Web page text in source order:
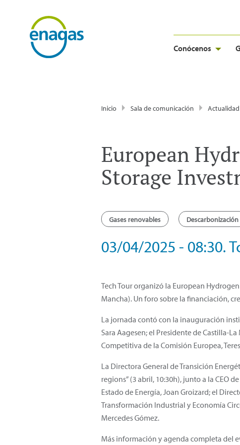
Conócenos
Inicio Sala de comunicación
European
Storage
Gases renovables Descarbonización
03/04/2025 - 08:30.
Tech Tour organizó la European
Mancha). Un foro sobre la financiación,
La jornada contó con la inauguración
Sara Aagesen; el Presidente de Castilla-
Competitiva de la Comisión Europea,
La Directora General de Transición
regions” (3 abril, 10:30h), junto a la CEO
Estado de Energía, Joan Groizard; el
Transformación Industrial y Economía
Mercedes Gómez.
Más información y agenda completa del